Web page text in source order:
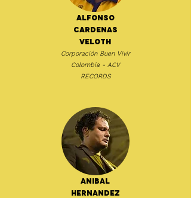
Alfonso
Cardenas
Veloth
Corporación Buen Vivir
Colombia - ACV
RECORDS
Anibal
Hernandez